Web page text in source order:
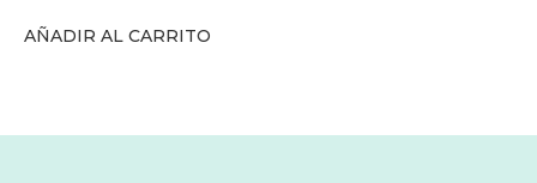
AÑADIR AL CARRITO